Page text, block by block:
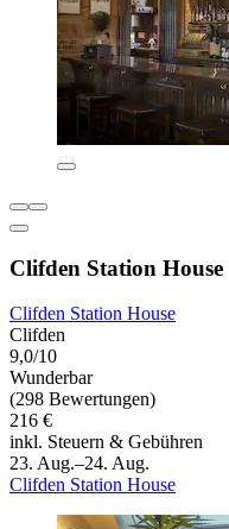
Clifden Station House
Clifden Station House
Clifden
9,0/10
Wunderbar
(298 Bewertungen)
216 €
inkl. Steuern & Gebühren
23. Aug.–24. Aug.
Clifden Station House